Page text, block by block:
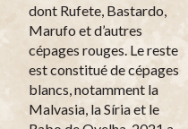
dont Rufete, Bastardo,
Marufo et d’autres
cépages rouges. Le reste
est constitué de cépages
blancs, notamment la
Malvasia, la Síria et le